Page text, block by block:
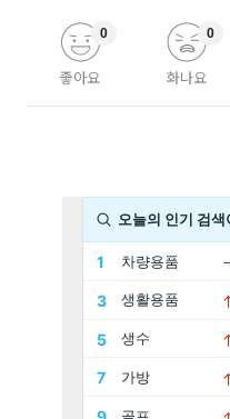
좋아요
0
화나요
0